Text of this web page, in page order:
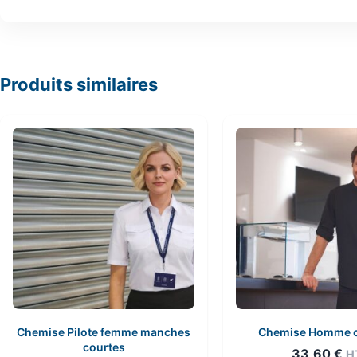
Produits similaires
Chemise Pilote femme manches
courtes
Chemise Homme